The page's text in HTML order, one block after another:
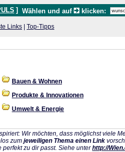
] Wählen und auf klicken:
Links Top-Tipps
Bauen & Wohnen
Produkte & Innovationen
Umwelt & Energie
Wir möchten, dass möglichst viele
zum jeweiligen Thema einen Link
zu dir passt. Siehe unterhttp://